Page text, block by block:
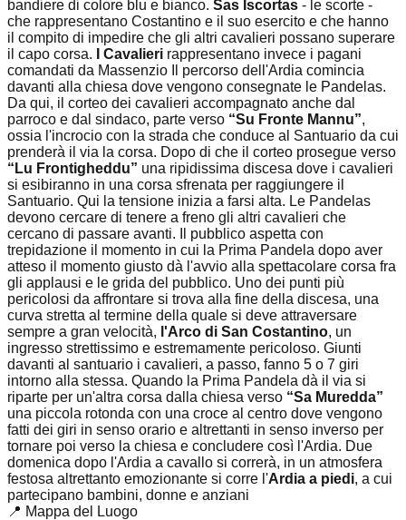
bandiere di colore blu e bianco. Sas Iscortas - le scorte -
che rappresentano Costantino e il suo esercito e che hanno
il compito di impedire che gli altri cavalieri possano superare
il capo corsa.
I Cavalieri rappresentano invece i pagani
comandati da Massenzio Il percorso dell'Ardia comincia
davanti alla chiesa dove vengono consegnate le Pandelas.
Da qui, il corteo dei cavalieri accompagnato anche dal
parroco e dal sindaco, parte verso “Su Fronte Mannu”,
ossia l'incrocio con la strada che conduce al Santuario da cui
prenderà il via la corsa. Dopo di che il corteo prosegue verso
“Lu Frontigheddu” una ripidissima discesa dove i cavalieri
si esibiranno in una corsa sfrenata per raggiungere il
Santuario. Qui la tensione inizia a farsi alta. Le Pandelas
devono cercare di tenere a freno gli altri cavalieri che
cercano di passare avanti. Il pubblico aspetta con
trepidazione il momento in cui la Prima Pandela dopo aver
atteso il momento giusto dà l'avvio alla spettacolare corsa fra
gli applausi e le grida del pubblico. Uno dei punti più
pericolosi da affrontare si trova alla fine della discesa, una
curva stretta al termine della quale si deve attraversare
sempre a gran velocità, l'Arco di San Costantino, un
ingresso strettissimo e estremamente pericoloso. Giunti
davanti al santuario i cavalieri, a passo, fanno 5 o 7 giri
intorno alla stessa. Quando la Prima Pandela dà il via si
riparte per un'altra corsa dalla chiesa verso “Sa Muredda”
una piccola rotonda con una croce al centro dove vengono
fatti dei giri in senso orario e altrettanti in senso inverso per
tornare poi verso la chiesa e concludere così l'Ardia. Due
domenica dopo l'Ardia a cavallo si correrà, in un atmosfera
festosa altrettanto emozionante si corre l'Ardia a piedi, a cui
partecipano bambini, donne e anziani
📍 Mappa del Luogo